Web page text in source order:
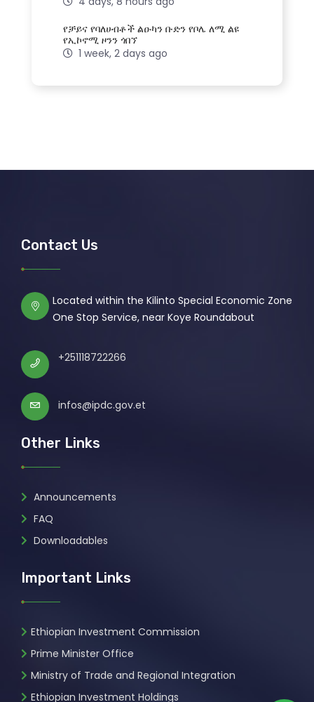
የቻይና የባለሀብቶች ልዑካን ቡድን የቦሌ ለሚ ልዩ
የኢኮኖሚ ዞንን ጎበኘ
1 week, 2 days ago
Contact Us
Located within the Kilinto Special Economic Zone
One Stop Service, near Koye Roundabout
+251118722266
infos@ipdc.gov.et
Other Links
Announcements
FAQ
Downloadables
Important Links
Ethiopian Investment Commission
Prime Minister Office
Ministry of Trade and Regional Integration
Ethiopian Investment Holdings